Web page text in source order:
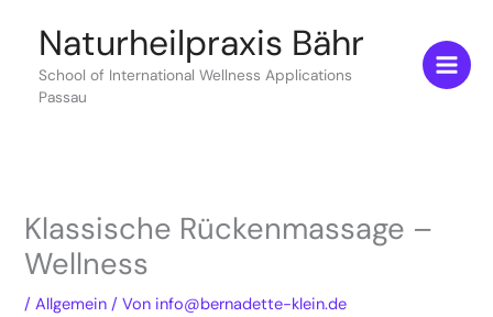
springenNaturheilpraxis Bähr
School of International Wellness Applications
Passau
Klassische Rückenmassage –
Wellness
/Allgemein / Von info@bernadette-klein.de